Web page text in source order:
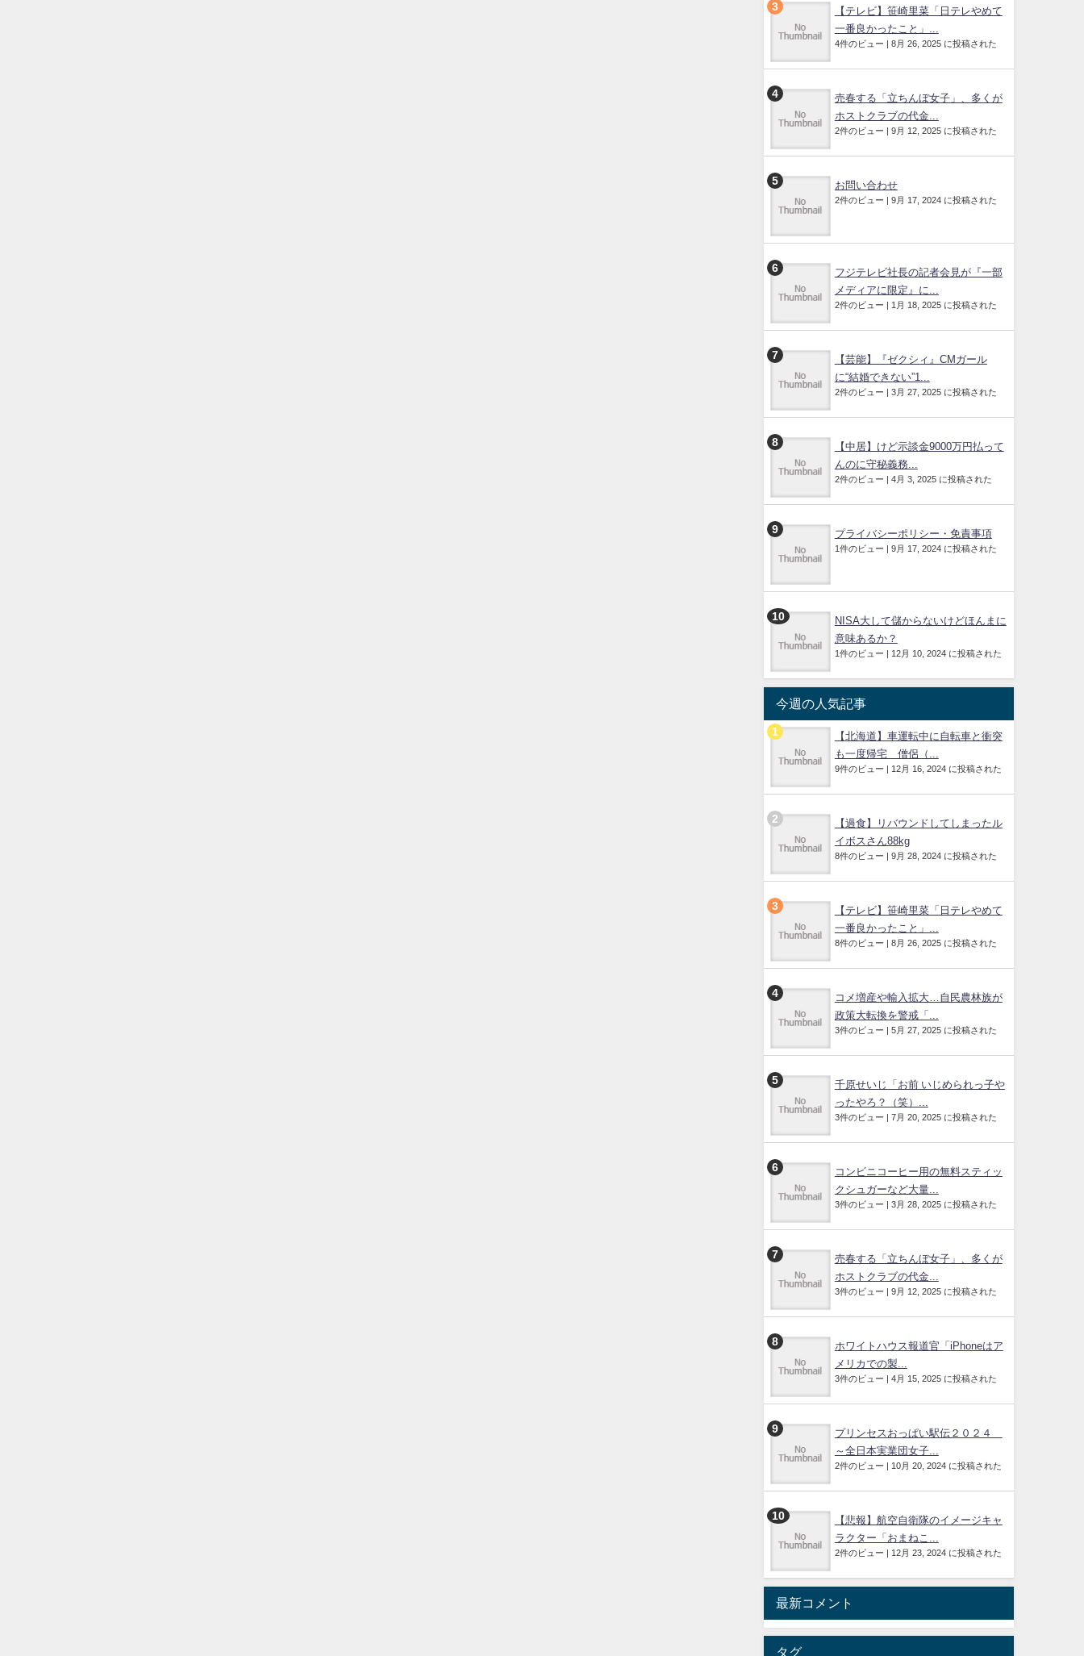
【テレビ】笹崎里菜「日テレやめて
一番良かったこと」...
4件のビュー 8月 26, 2025 に投稿された
売春する「立ちんぼ女子」、多くが
ホストクラブの代金...
2件のビュー 9月 12, 2025 に投稿された
お問い合わせ
2件のビュー 9月 17, 2024 に投稿された
フジテレビ社長の記者会見が『一部
メディアに限定』に...
2件のビュー 1月 18, 2025 に投稿された
【芸能】『ゼクシィ』CMガール
に“結婚できない”1...
2件のビュー 3月 27, 2025 に投稿された
【中居】けど示談金9000万円払って
んのに守秘義務...
2件のビュー 4月 3, 2025 に投稿された
プライバシーポリシー・免責事項
1件のビュー 9月 17, 2024 に投稿された
NISA大して儲からないけどほんまに
意味あるか？
1件のビュー 12月 10, 2024 に投稿された
今週の人気記事
【北海道】車運転中に自転車と衝突
も一度帰宅 僧侶（...
9件のビュー 12月 16, 2024 に投稿された
【過食】リバウンドしてしまったル
イボスさん88kg
8件のビュー 9月 28, 2024 に投稿された
【テレビ】笹崎里菜「日テレやめて
一番良かったこと」...
8件のビュー 8月 26, 2025 に投稿された
コメ増産や輸入拡大…自民農林族が
政策大転換を警戒「...
3件のビュー 5月 27, 2025 に投稿された
千原せいじ「お前 いじめられっ子や
ったやろ？（笑）...
3件のビュー 7月 20, 2025 に投稿された
コンビニコーヒー用の無料スティッ
クシュガーなど大量...
3件のビュー 3月 28, 2025 に投稿された
売春する「立ちんぼ女子」、多くが
ホストクラブの代金...
3件のビュー 9月 12, 2025 に投稿された
ホワイトハウス報道官「iPhoneはア
メリカでの製...
3件のビュー 4月 15, 2025 に投稿された
プリンセスおっぱい駅伝２０２４
～全日本実業団女子...
2件のビュー 10月 20, 2024 に投稿された
【悲報】航空自衛隊のイメージキャ
ラクター「おまねこ...
2件のビュー 12月 23, 2024 に投稿された
最新コメント
タグ